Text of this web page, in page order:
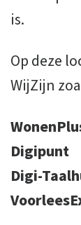
is.
Op deze
WijZijn
Digipunt
Digi-